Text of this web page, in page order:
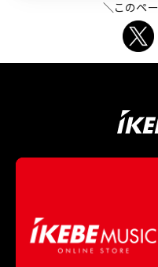
＼このペ